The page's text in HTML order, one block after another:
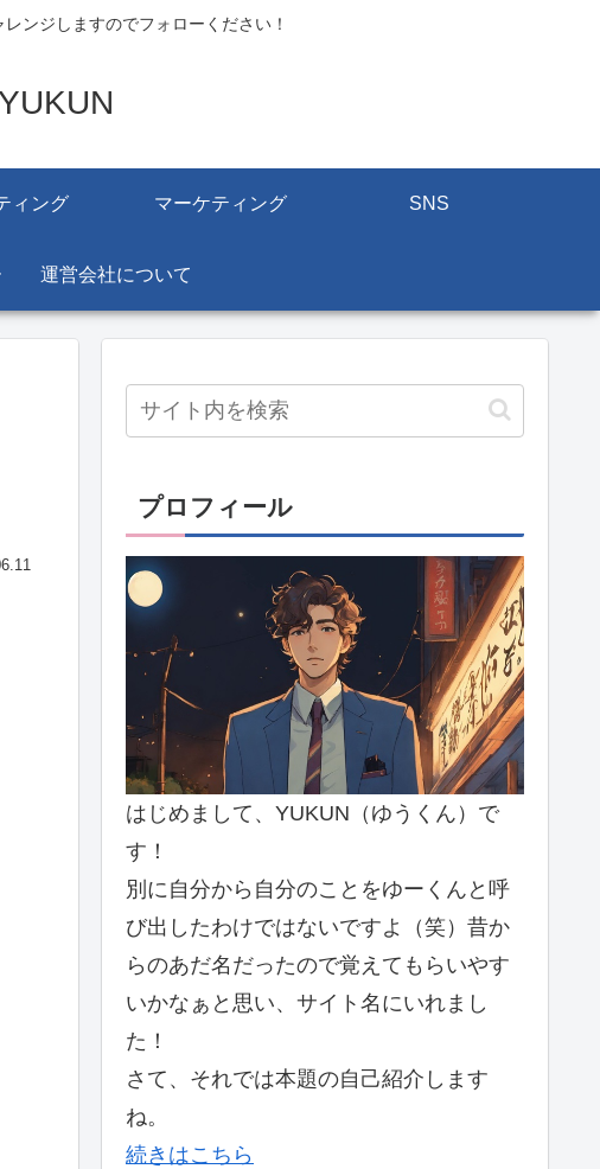
ンジしますのでフォローください！
ィング マーケティング SNS
運営会社について
プロフィール
はじめまして、YUKUN（ゆうくん）で
す！
別に自分から自分のことをゆーくんと呼
び出したわけではないですよ（笑）昔か
らのあだ名だったので覚えてもらいやす
いかなぁと思い、サイト名にいれまし
た！
さて、それでは本題の自己紹介します
ね。
続きはこちら